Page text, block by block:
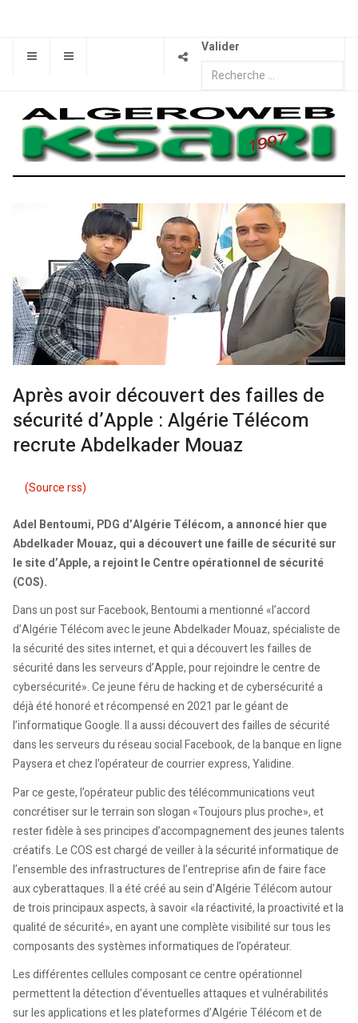
Valider
Après avoir découvert des failles de
sécurité d’Apple : Algérie Télécom
recrute Abdelkader Mouaz
(Source rss)
Adel Bentoumi, PDG d’Algérie Télécom, a annoncé hier que
Abdelkader Mouaz, qui a découvert une faille de sécurité sur
le site d’Apple, a rejoint le Centre opérationnel de sécurité
(COS).
Dans un post sur Facebook, Bentoumi a mentionné «l’accord
d’Algérie Télécom avec le jeune Abdelkader Mouaz, spécialiste de
la sécurité des sites internet, et qui a découvert les failles de
sécurité dans les serveurs d’Apple, pour rejoindre le centre de
cybersécurité». Ce jeune féru de hacking et de cybersécurité a
déjà été honoré et récompensé en 2021 par le géant de
l’informatique Google. Il a aussi découvert des failles de sécurité
dans les serveurs du réseau social Facebook, de la banque en ligne
Paysera et chez l’opérateur de courrier express, Yalidine.
Par ce geste, l’opérateur public des télécommunications veut
concrétiser sur le terrain son slogan «Toujours plus proche», et
rester fidèle à ses principes d’accompagnement des jeunes talents
créatifs. Le COS est chargé de veiller à la sécurité informatique de
l’ensemble des infrastructures de l’entreprise afin de faire face
aux cyberattaques. Il a été créé au sein d’Algérie Télécom autour
de trois principaux aspects, à savoir «la réactivité, la proactivité et la
qualité de sécurité», en ayant une complète visibilité sur tous les
composants des systèmes informatiques de l’opérateur.
Les différentes cellules composant ce centre opérationnel
permettent la détection d’éventuelles attaques et vulnérabilités
sur les applications et les plateformes d’Algérie Télécom et de